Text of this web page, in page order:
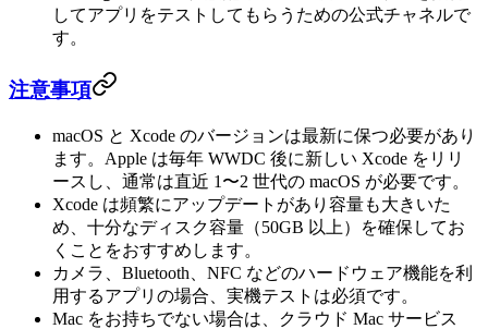
してアプリをテストしてもらうための公式チャネルで
す。
注意事項
macOS と Xcode のバージョンは最新に保つ必要があり
ます。Apple は毎年 WWDC 後に新しい Xcode をリリ
ースし、通常は直近 1〜2 世代の macOS が必要です。
Xcode は頻繁にアップデートがあり容量も大きいた
め、十分なディスク容量（50GB 以上）を確保してお
くことをおすすめします。
カメラ、Bluetooth、NFC などのハードウェア機能を利
用するアプリの場合、実機テストは必須です。
Mac をお持ちでない場合は、クラウド Mac サービス